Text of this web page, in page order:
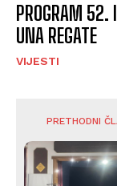
PROGRAM 52.
UNA REGATE
VIJESTI
PRETHODNI